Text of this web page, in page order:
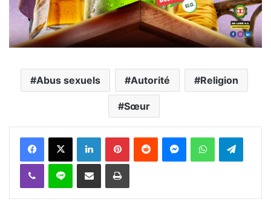
Abus sexuels Autorité Religion
Sœur
FacebookX Linkedin PinterestReddit MessengerWhatsAppTelegram
Viber Ligne Partager par email Imprimer